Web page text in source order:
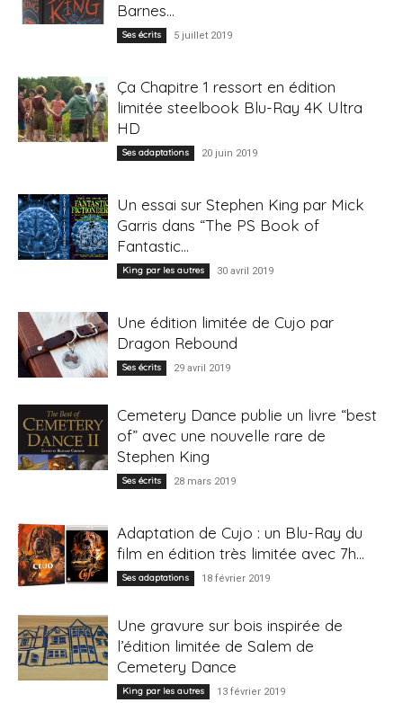
Barnes...
Ses écrits 5 juillet 2019
Ça Chapitre 1 ressort en édition
limitée steelbook Blu-Ray 4K Ultra
HD
Ses adaptations 20 juin 2019
Un essai sur Stephen King par Mick
Garris dans “The PS Book of
Fantastic...
King par les autres 30 avril 2019
Une édition limitée de Cujo par
Dragon Rebound
Ses écrits 29 avril 2019
Cemetery Dance publie un livre “best
of” avec une nouvelle rare de
Stephen King
Ses écrits 28 mars 2019
Adaptation de Cujo : un Blu-Ray du
film en édition très limitée avec 7h...
Ses adaptations 18 février 2019
Une gravure sur bois inspirée de
l’édition limitée de Salem de
Cemetery Dance
King par les autres 13 février 2019